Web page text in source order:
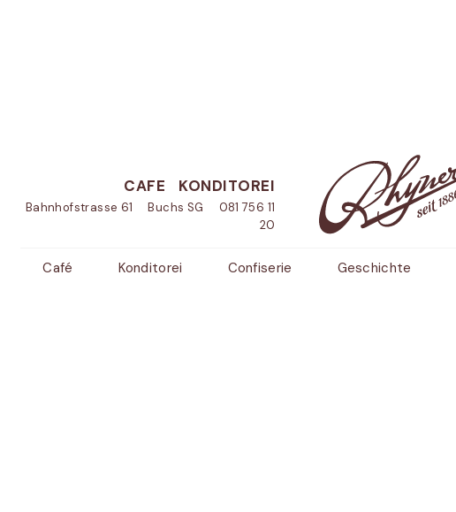
KONDITOREI
CAFE
Bahnhofstrasse 61 Buchs SG 081 756 11
20
Café Konditorei Confiserie Geschichte